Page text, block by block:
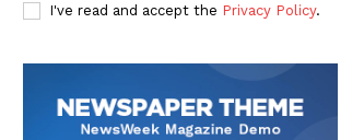
I've read and accept the Privacy Policy.